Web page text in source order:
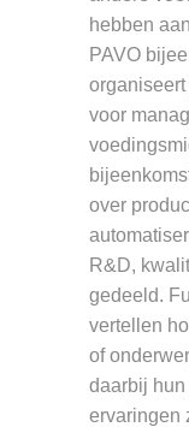
hebben
PAVO
voor
over
R&D,
gedeeld.
vertellen
of
daarbij
ervaringen